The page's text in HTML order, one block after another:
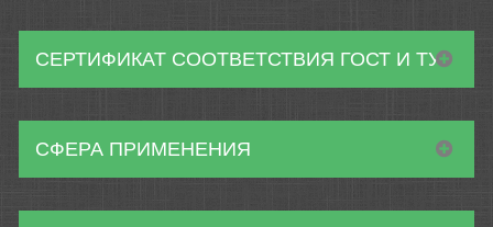
СЕРТИФИКАТ СООТВЕТСТВИЯ ГОСТ И ТУ
СФЕРА ПРИМЕНЕНИЯ